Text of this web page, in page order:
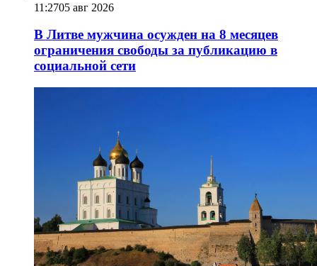
11:2705 авг 2026
В Литве мужчина осужден на 8 месяцев
ограничения свободы за публикацию в
социальной сети